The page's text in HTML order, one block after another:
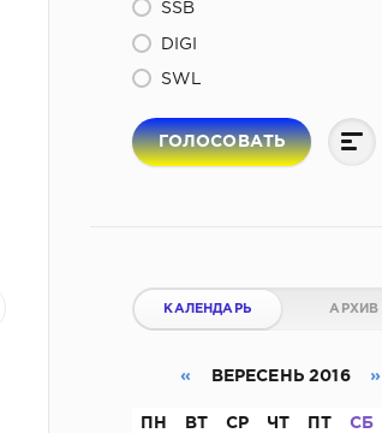
SSB
DIGI
SWL
ГОЛОСОВАТЬ
КАЛЕНДАРЬ АРХИВ
« ВЕРЕСЕНЬ 2016 »
ПН ВТ СР ЧТ СБ